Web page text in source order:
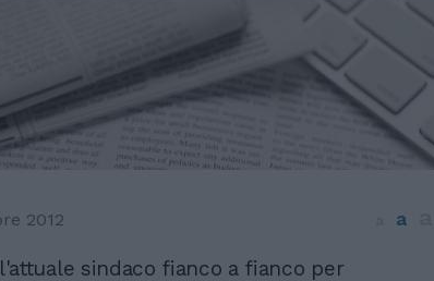
2012 a
sindaco fianco a fianco per